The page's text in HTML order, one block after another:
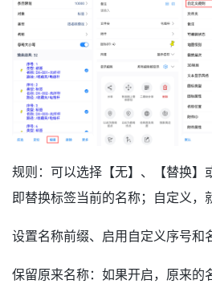
规则：可以选择【无】、【替换】
即替换标签当前的名称；自定义，
设置名称前缀、启用自定义序号和
保留原来名称：如果开启，原来的